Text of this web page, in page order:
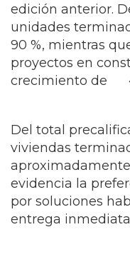
edición anterior.
unidades
90 %, mientras
proyectos en
crecimiento de
Del total
viviendas
evidencia la
por soluciones
entrega